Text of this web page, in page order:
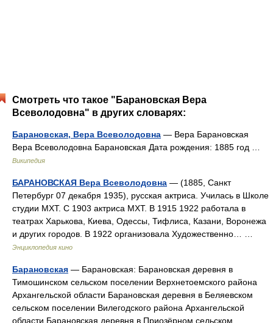
Смотреть что такое "Барановская Вера
Всеволодовна" в других словарях:
Барановская, Вера Всеволодовна — Вера Барановская
Вера Всеволодовна Барановская Дата рождения: 1885 год …
Википедия
БАРАНОВСКАЯ Вера Всеволодовна — (1885, Санкт
Петербург 07 декабря 1935), русская актриса. Училась в Школе
студии МХТ. С 1903 актриса МХТ. В 1915 1922 работала в
театрах Харькова, Киева, Одессы, Тифлиса, Казани, Воронежа
и других городов. В 1922 организовала Художественно… …
Энциклопедия кино
Барановская — Барановская: Барановская деревня в
Тимошинском сельском поселении Верхнетоемского района
Архангельской области Барановская деревня в Беляевском
сельском поселении Вилегодского района Архангельской
области Барановская деревня в Приозёрном сельском …